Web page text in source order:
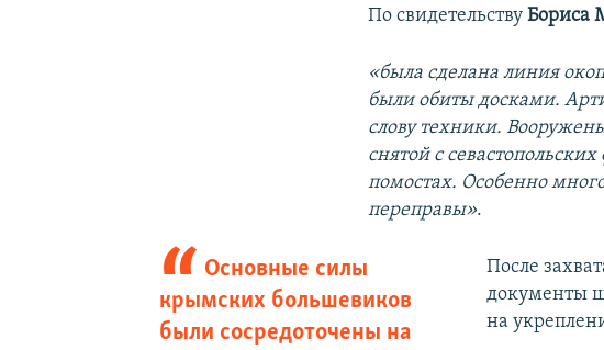
По свидетельствуБориса
«была сделана линия
были обиты досками.
слову техники.
снятой с
помостах. Особенно
переправы».
Основные силы
крымских большевиков
были сосредоточены на
После
документы
на